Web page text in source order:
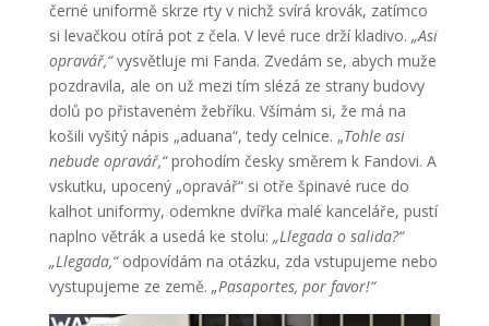
černé uniformě skrze rty v nichž svírá krovák, zatímco
si levačkou otírá pot z čela. V levé ruce drží kladivo. „Asi
opravář,“vysvětluje mi Fanda. Zvedám se, abych muže
pozdravila, ale on už mezi tím slézá ze strany budovy
dolů po přistaveném žebříku. Všímám si, že má na
košili vyšitý nápis „aduana“, tedy celnice. „Tohle asi
nebude opravář,“prohodím česky směrem k Fandovi. A
vskutku, upocený „opravář“ si otře špinavé ruce do
kalhot uniformy, odemkne dvířka malé kanceláře, pustí
naplno větrák a usedá ke stolu: „Llegada o salida?“
„Llegada,“odpovídám na otázku, zda vstupujeme nebo
vystupujeme ze země. „Pasaportes, por favor!“